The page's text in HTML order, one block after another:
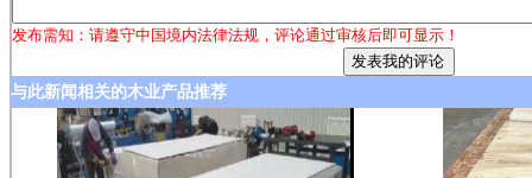
发布需知：请遵守中国境内法律法规，评论通过审核后即可显示！
与此新闻相关的木业产品推荐